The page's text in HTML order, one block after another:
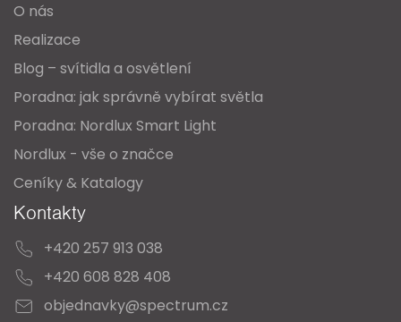
O nás
Realizace
Blog – svítidla a osvětlení
Poradna: jak správně vybírat světla
Poradna: Nordlux Smart Light
Nordlux - vše o značce
Ceníky & Katalogy
Kontakty
+420 257 913 038
+420 608 828 408
objednavky@spectrum.cz